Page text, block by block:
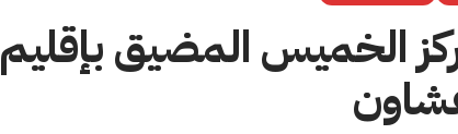
الخميس المضيق بإقليم